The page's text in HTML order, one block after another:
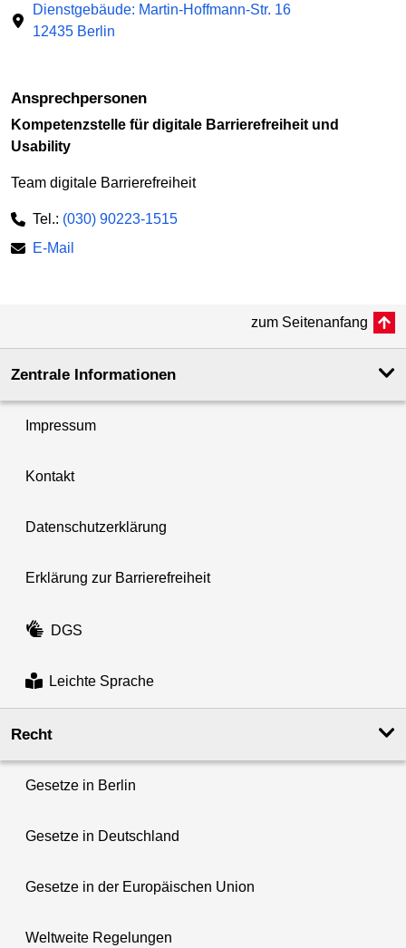
Dienstgebäude: Martin-Hoffmann-Str. 16
12435 Berlin
Ansprechpersonen
Kompetenzstelle für digitale Barrierefreiheit und
Usability
Team digitale Barrierefreiheit
Tel.: (030) 90223-1515
E-Mail
zum Seitenanfang
Zentrale Informationen
Impressum
Kontakt
Datenschutzerklärung
Erklärung zur Barrierefreiheit
DGS
Leichte Sprache
Recht
Gesetze in Berlin
Gesetze in Deutschland
Gesetze in der Europäischen Union
Weltweite Regelungen